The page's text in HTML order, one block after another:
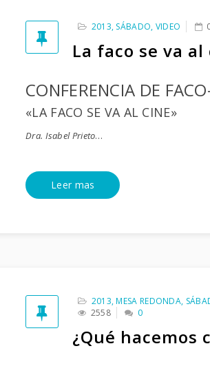
2013, SÁBADO, VIDEO
La faco se va al
CONFERENCIA DE
«LA FACO SE VA AL CINE»
Dra. Isabel Prieto…
Leer mas
2013,MESA REDONDA,
2558
0
¿Qué hacemos